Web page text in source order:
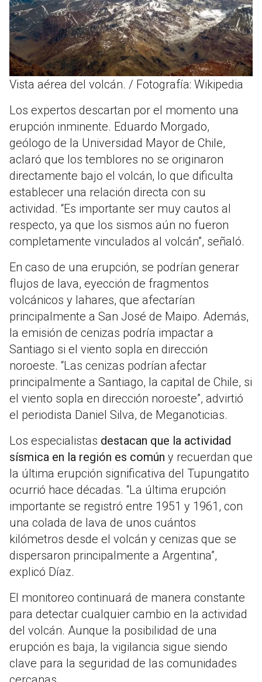
Vista aérea del volcán. / Fotografía: Wikipedia
Los expertos descartan por el momento una
erupción inminente. Eduardo Morgado,
geólogo de la Universidad Mayor de Chile,
aclaró que los temblores no se originaron
directamente bajo el volcán, lo que dificulta
establecer una relación directa con su
actividad. “Es importante ser muy cautos al
respecto, ya que los sismos aún no fueron
completamente vinculados al volcán”, señaló.
En caso de una erupción, se podrían generar
flujos de lava, eyección de fragmentos
volcánicos y lahares, que afectarían
principalmente a San José de Maipo. Además,
la emisión de cenizas podría impactar a
Santiago si el viento sopla en dirección
noroeste. “Las cenizas podrían afectar
principalmente a Santiago, la capital de Chile, si
el viento sopla en dirección noroeste”, advirtió
el periodista Daniel Silva, de Meganoticias.
Los especialistas destacan que la actividad
sísmica en la región es común y recuerdan que
la última erupción significativa del Tupungatito
ocurrió hace décadas. “La última erupción
importante se registró entre 1951 y 1961, con
una colada de lava de unos cuántos
kilómetros desde el volcán y cenizas que se
dispersaron principalmente a Argentina”,
explicó Díaz.
El monitoreo continuará de manera constante
para detectar cualquier cambio en la actividad
del volcán. Aunque la posibilidad de una
erupción es baja, la vigilancia sigue siendo
clave para la seguridad de las comunidades